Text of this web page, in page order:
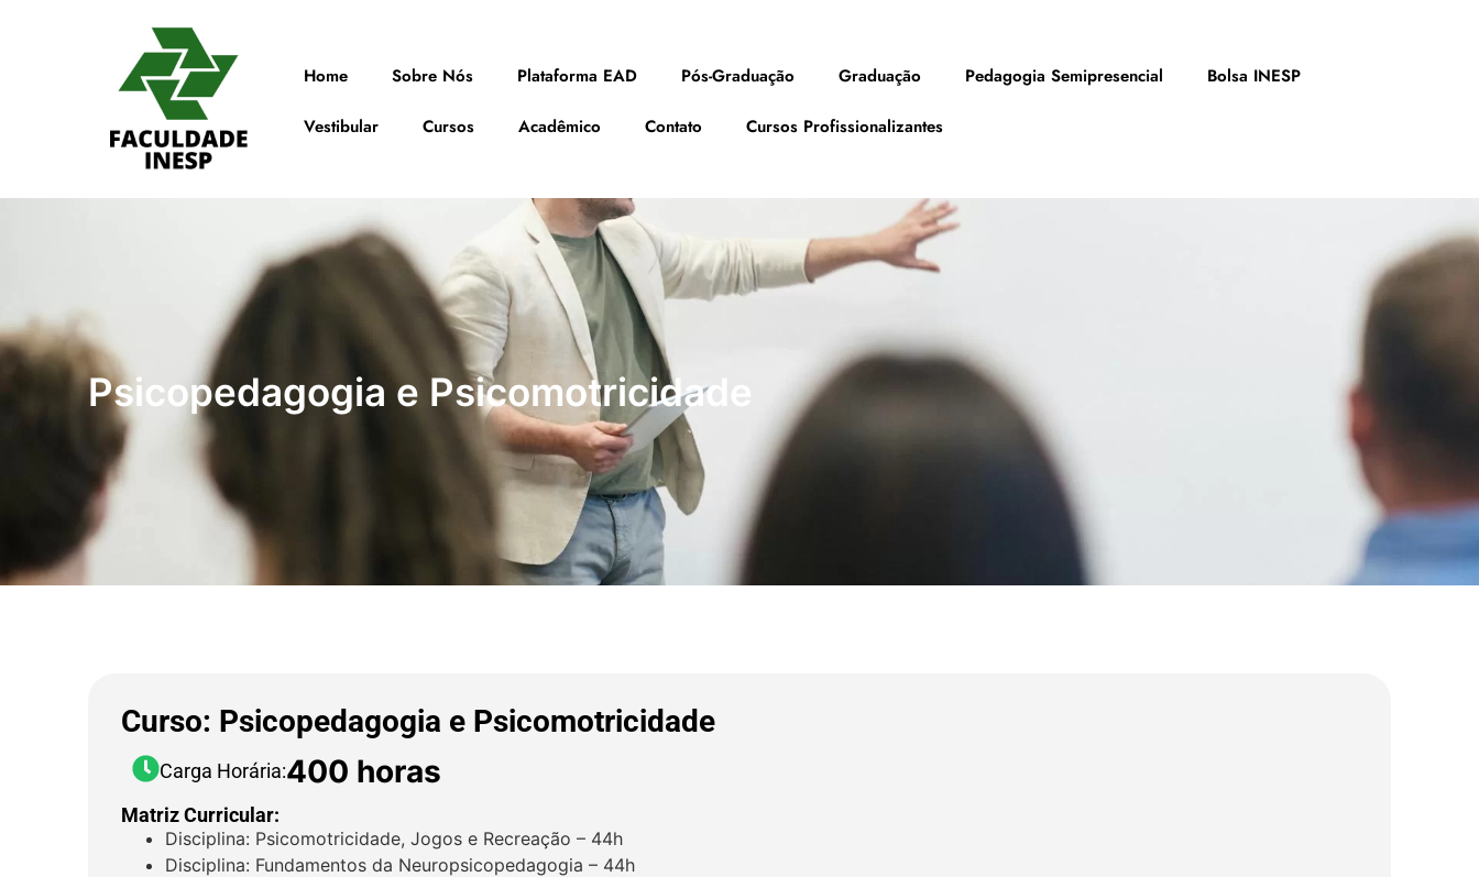
Home Sobre Nós Plataforma EAD Pós-Graduação Graduação Pedagogia Semipresencial Bolsa INESP
Vestibular Cursos Acadêmico Contato Cursos Profissionalizantes
Psicopedagogia e Psicomotricidade
Curso: Psicopedagogia e Psicomotricidade
Carga Horária:400 horas
Matriz Curricular:
Disciplina: Psicomotricidade, Jogos e Recreação – 44h
Disciplina: Fundamentos da Neuropsicopedagogia – 44h